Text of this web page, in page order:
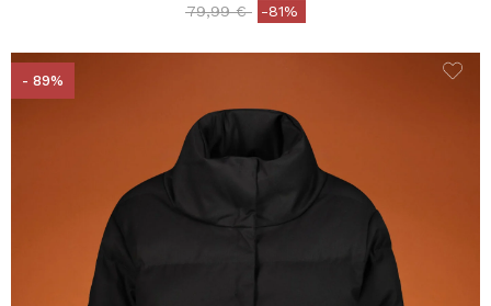
Price reduced from
79,99 €to-81%
- 89%